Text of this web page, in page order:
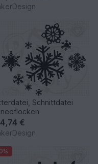
Schnittdatei
4,74 €